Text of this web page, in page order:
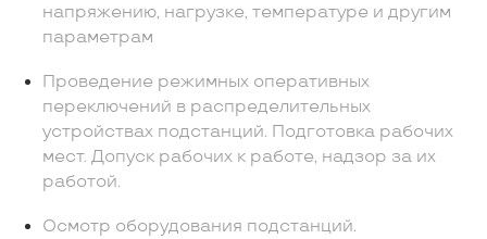
напряжению, нагрузке, температуре и другим
параметрам
Проведение режимных оперативных
переключений в распределительных
устройствах подстанций. Подготовка рабочих
мест. Допуск рабочих к работе, надзор за их
работой.
Осмотр оборудования подстанций.